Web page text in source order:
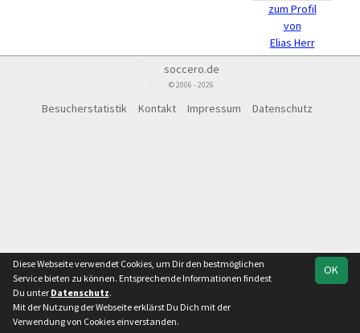
zum Profil
von
Elias Herr
soccero.de
© 2006 - 2026
Besucherstatistik Kontakt Impressum Datenschutz
OK
Diese Webseite verwendet Cookies, um Dir den bestmöglichen
Service bieten zu können. Entsprechende Informationen findest
Du unter Datenschutz.
Mit der Nutzung der Webseite erklärst Du Dich mit der
Verwendung von Cookies einverstanden.